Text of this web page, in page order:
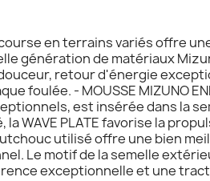
en terrains variés offre
génération de matériaux
retour d'énergie
foulée. - MOUSSE MIZUNO
est insérée dans la
WAVE PLATE favorise la
utilisé offre une bien
Le motif de la semelle
exceptionnelle et une